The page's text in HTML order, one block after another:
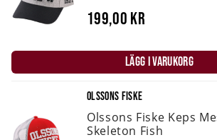
199,00 kr
LÄGG I VARUKORG
OLSSONS FISKE
Olssons Fiske Keps
Skeleton Fish